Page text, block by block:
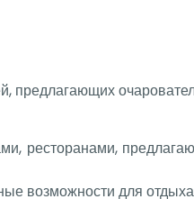
предлагающих
ресторанами,
возможности для отдыха